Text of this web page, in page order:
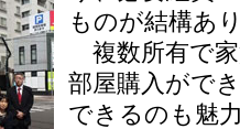
ものが結構あ
複数所有で
部屋購入がで
できるのも魅